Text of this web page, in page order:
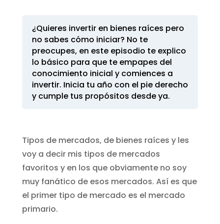
¿Quieres invertir en bienes raíces pero
no sabes cómo iniciar? No te
preocupes, en este episodio te explico
lo básico para que te empapes del
conocimiento inicial y comiences a
invertir. Inicia tu año con el pie derecho
y cumple tus propósitos desde ya.
Tipos de mercados, de bienes raíces y les
voy a decir mis tipos de mercados
favoritos y en los que obviamente no soy
muy fanático de esos mercados. Así es que
el primer tipo de mercado es el mercado
primario.